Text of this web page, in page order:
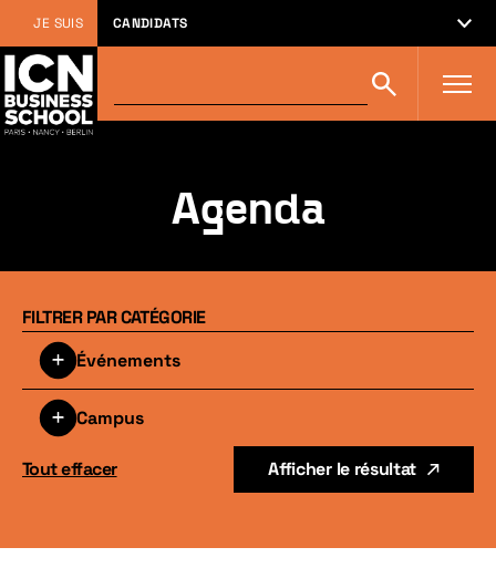
JE SUIS CANDIDATS
sur
icn-
Rechercher
Agenda
FILTRER PAR CATÉGORIE
Événements
Campus
Tout effacer Afficher le résultat